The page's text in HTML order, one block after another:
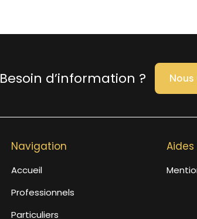
Besoin d’information ?
Navigation
Accueil
Professionnels
Particuliers
Aides